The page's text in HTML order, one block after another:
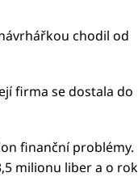
chodil od
firma se dostala do
finanční problémy.
milionu liber a o rok